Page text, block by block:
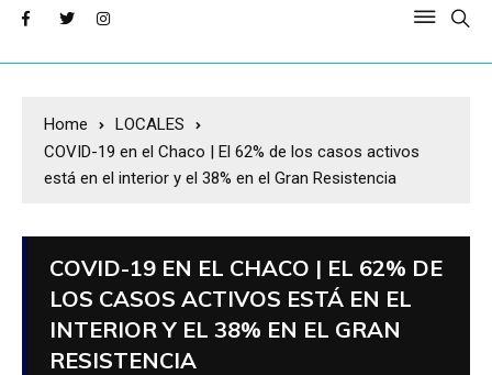
Home
LOCALES
COVID-19 en el Chaco | El 62% de los casos activos
está en el interior y el 38% en el Gran Resistencia
COVID-19 EN EL CHACO | EL 62% DE
LOS CASOS ACTIVOS ESTÁ EN EL
INTERIOR Y EL 38% EN EL GRAN
RESISTENCIA